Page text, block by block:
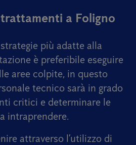
a Foligno
più adatte alla
è preferibile eseguire
aree colpite, in questo
tecnico sarà in grado
critici e determinare le
intraprendere.
attraverso l’utilizzo di